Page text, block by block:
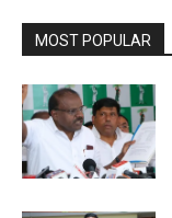
MOST POPULAR